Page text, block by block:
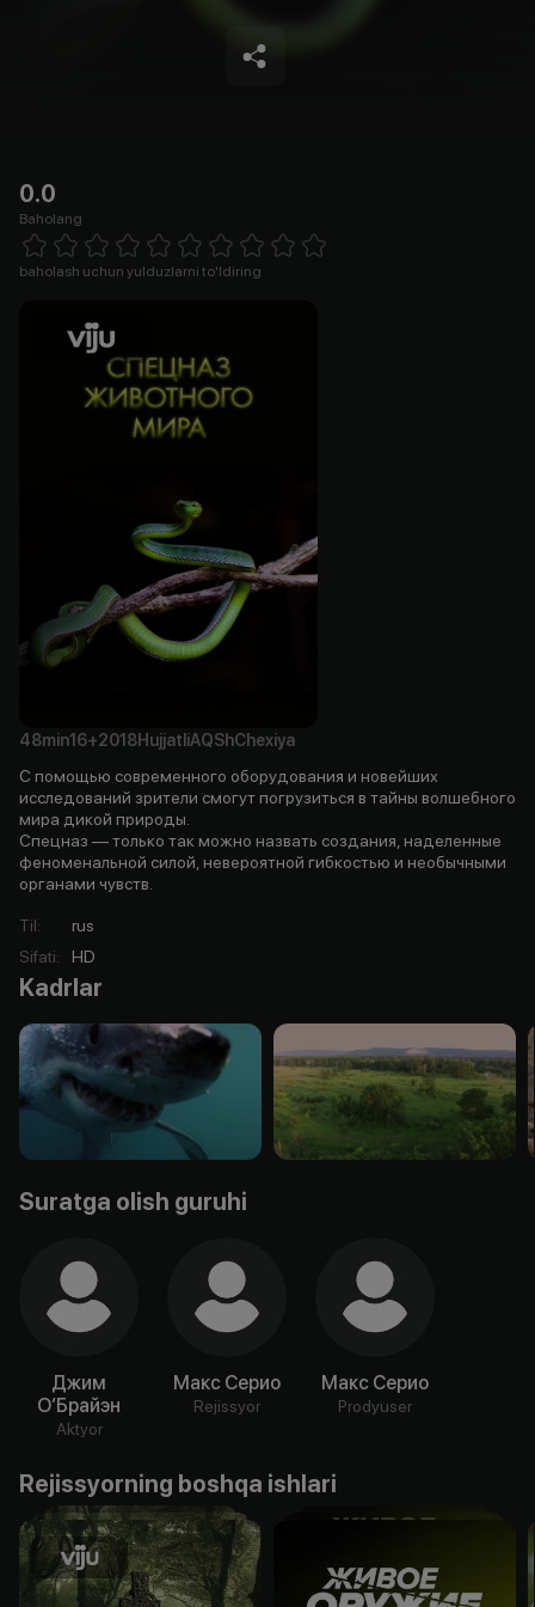
0.0
Baholang
1 Star 2 Stars 3 Stars 4 Stars5 Stars 6 Stars7 Stars8 Stars
baholash uchun yulduzlarni to'ldiring
48min16+2018HujjatliAQShChexiya
С помощью современного оборудования и новейших
исследований зрители смогут погрузиться в тайны волшебного
мира дикой природы.
Спецназ — только так можно назвать создания, наделенные
феноменальной силой, невероятной гибкостью и необычными
органами чувств.
Til:
rus
Sifati: HD
Kadrlar
Suratga olish guruhi
Джим
О’Брайэн
Aktyor
Макс Серио
Rejissyor
Макс Серио
Prodyuser
Rejissyorning boshqa ishlari